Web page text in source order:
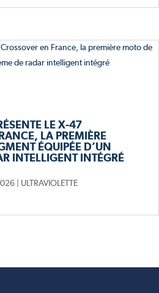
LE X-47
LA PREMIÈRE
ÉQUIPÉE D’UN
INTELLIGENT INTÉGRÉ
| ULTRAVIOLETTE